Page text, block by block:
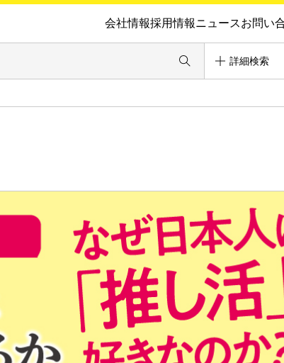
会社情報採用情報ニュースお問い
詳細検索